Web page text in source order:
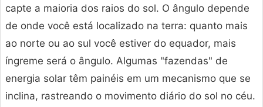
capte a maioria dos raios do sol. O ângulo depende
de onde você está localizado na terra: quanto mais
ao norte ou ao sul você estiver do equador, mais
íngreme será o ângulo. Algumas "fazendas" de
energia solar têm painéis em um mecanismo que se
inclina, rastreando o movimento diário do sol no céu.